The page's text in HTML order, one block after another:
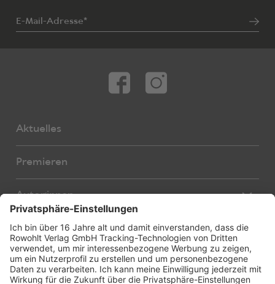
E-Mail-Adresse*
Aktuelles
Premieren
Autor:innen
Übersetzer:innen
Bearbeiter:innen
Stücke
Neue Stücke
E-Books
Foreign Rights